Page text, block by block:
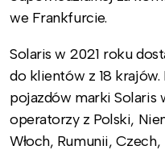
we Frankfurcie.
Solaris w 2021 roku
do klientów z 18
pojazdów marki Solaris
operatorzy z Polski,
Włoch, Rumunii,